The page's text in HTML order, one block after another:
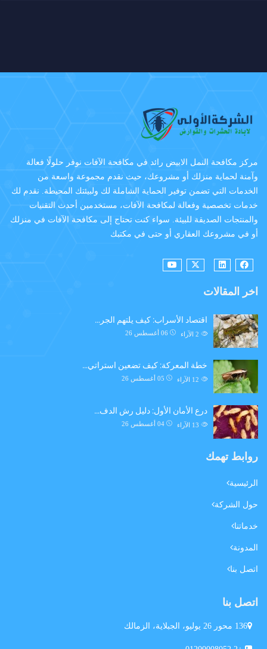
مركز مكافحة النمل الابيض رائد في مكافحة الآفات نوفر حلولًا فعالة
وآمنة لحماية منزلك أو مشروعك، حيث نقدم مجموعة واسعة من
الخدمات التي تضمن توفير الحماية الشاملة لك ولبيئتك المحيطة. نقدم لك
خدمات تخصصية وفعالة لمكافحة الآفات، مستخدمين أحدث التقنيات
والمنتجات الصديقة للبيئة. سواء كنت تحتاج إلى مكافحة الآفات في منزلك
أو في مشروعك العقاري أو حتى في مكتبك
اخر المقالات
اقتصاد الأسراب: كيف يلتهم الجر…
06 أغسطس 26 الآراء
خطة المعركة: كيف تضعين استراتي…
05 أغسطس 26 الآراء
درع الأمان الأول: دليل رش الدف…
04 أغسطس 26 الآراء
روابط تهمك
الرئيسية
حول الشركة
خدماتنا
المدونة
اتصل بنا
اتصل بنا
136 محور 26 يوليو، الجبلاية، الزمالك